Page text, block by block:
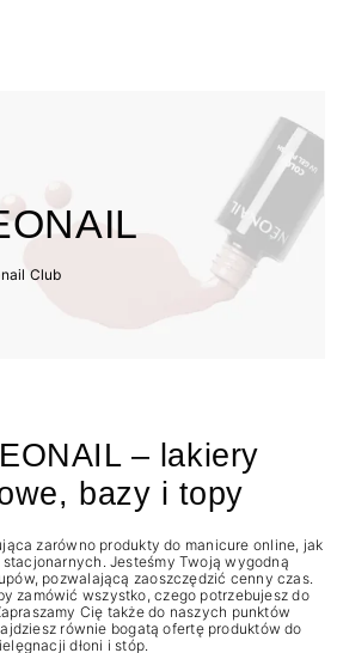
– lakiery
bazy i topy
zarówno produkty do manicure online, jak
Jesteśmy Twoją wygodną
pozwalającą zaoszczędzić cenny czas.
zamówić wszystko, czego potrzebujesz do
Cię także do naszych punktów
równie bogatą ofertę produktów do
dłoni i stóp.